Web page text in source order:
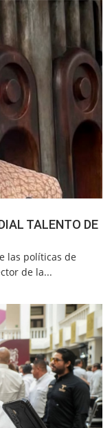
TALENTO DE
las políticas de
de la...